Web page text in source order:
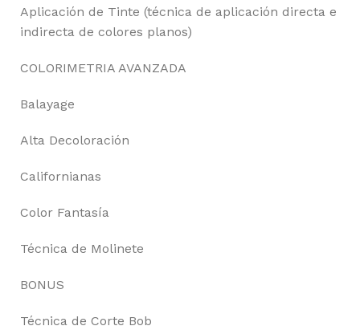
Aplicación de Tinte (técnica de aplicación directa e
indirecta de colores planos)
COLORIMETRIA AVANZADA
Balayage
Alta Decoloración
Californianas
Color Fantasía
Técnica de Molinete
BONUS
Técnica de Corte Bob